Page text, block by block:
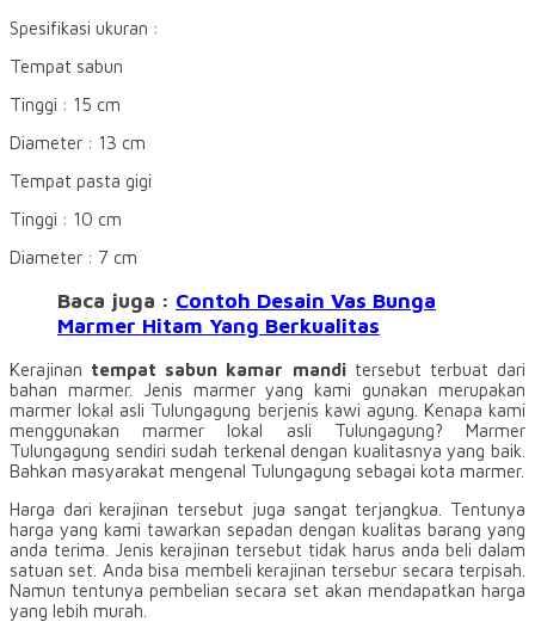
Spesifikasi ukuran :
Tempat sabun
Tinggi : 15 cm
Diameter : 13 cm
Tempat pasta gigi
Tinggi : 10 cm
Diameter : 7 cm
Baca juga : Contoh Desain Vas Bunga
Marmer Hitam Yang Berkualitas
Kerajinan tempat sabun kamar mandi tersebut terbuat dari
bahan marmer. Jenis marmer yang kami gunakan merupakan
marmer lokal asli Tulungagung berjenis kawi agung. Kenapa kami
menggunakan marmer lokal asli Tulungagung? Marmer
Tulungagung sendiri sudah terkenal dengan kualitasnya yang baik.
Bahkan masyarakat mengenal Tulungagung sebagai kota marmer.
Harga dari kerajinan tersebut juga sangat terjangkua. Tentunya
harga yang kami tawarkan sepadan dengan kualitas barang yang
anda terima. Jenis kerajinan tersebut tidak harus anda beli dalam
satuan set. Anda bisa membeli kerajinan tersebur secara terpisah.
Namun tentunya pembelian secara set akan mendapatkan harga
yang lebih murah.